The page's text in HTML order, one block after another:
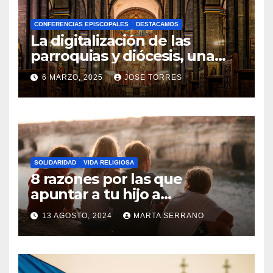
A
Y
C
O
M
N
T
A
R
I
O
S
CONFERENCIAS EPISCOPALES DESTACAMOS
La digitalización de las
parroquias y diócesis, una
realidad ya para el futuro de
la Iglesia
6 MARZO, 2025 JOSE TORRES
N
O
H
A
Y
SOLIDARIDAD VIDA RELIGIOSA
8 razones por las que
apuntar a tu hijo a
Catequesis
13 AGOSTO, 2024 MARTA SERRANO
N
O